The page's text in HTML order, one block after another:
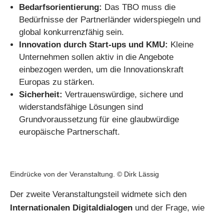
Bedarfsorientierung: Das TBO muss die
Bedürfnisse der Partnerländer widerspiegeln und
global konkurrenzfähig sein.
Innovation durch Start-ups und KMU: Kleine
Unternehmen sollen aktiv in die Angebote
einbezogen werden, um die Innovationskraft
Europas zu stärken.
Sicherheit: Vertrauenswürdige, sichere und
widerstandsfähige Lösungen sind
Grundvoraussetzung für eine glaubwürdige
europäische Partnerschaft.
Eindrücke von der Veranstaltung. © Dirk Lässig
Der zweite Veranstaltungsteil widmete sich den
Internationalen Digitaldialogen und der Frage, wie